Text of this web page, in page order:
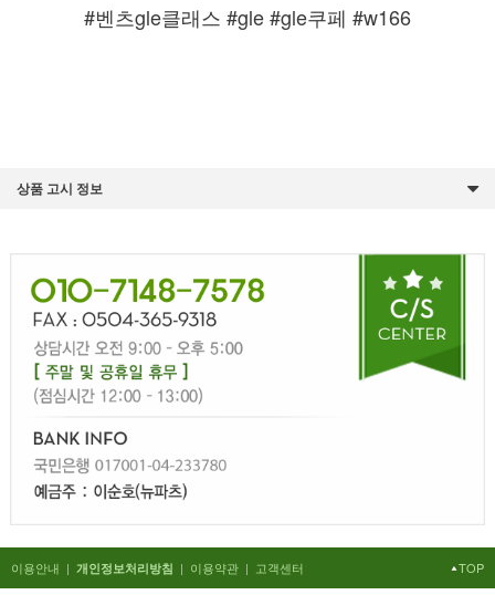
#벤츠gle클래스 #gle #gle쿠페 #w166
상품 고시 정보
이용안내 | 개인정보처리방침 | 이용약관 | 고객센터 TOP